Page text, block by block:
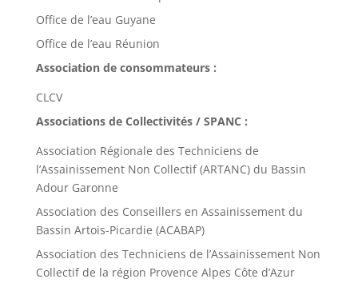
Office de l’eau Guyane
Office de l’eau Réunion
Association de consommateurs :
CLCV
Associations de Collectivités / SPANC :
Association Régionale des Techniciens de
l’Assainissement Non Collectif (ARTANC) du Bassin
Adour Garonne
Association des Conseillers en Assainissement du
Bassin Artois-Picardie (ACABAP)
Association des Techniciens de l’Assainissement Non
Collectif de la région Provence Alpes Côte d’Azur